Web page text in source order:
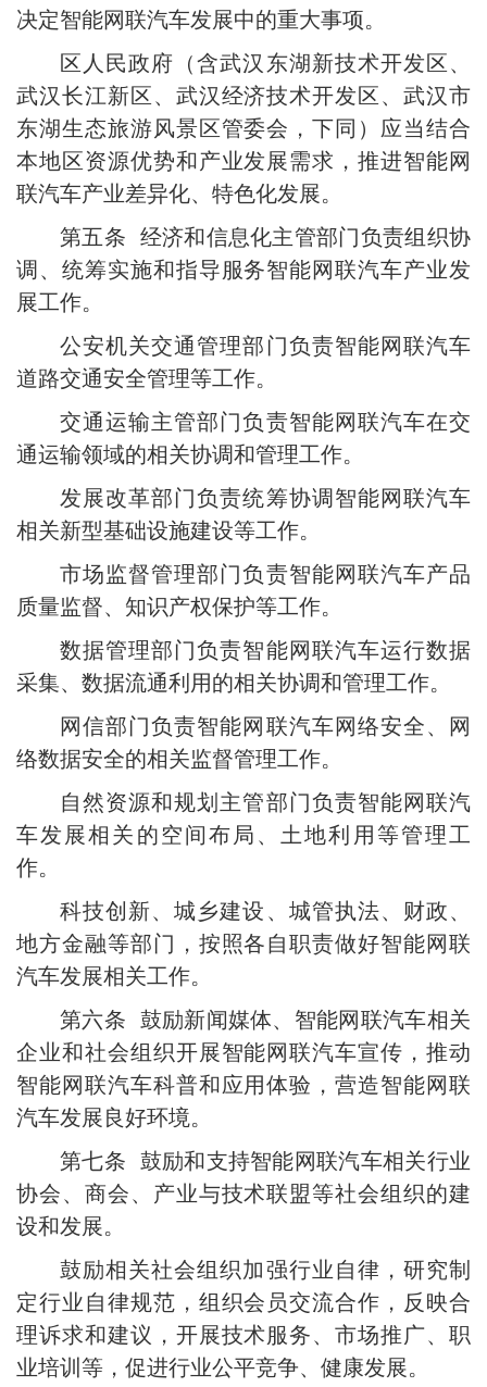
决定智能网联汽车发展中的重大事项。
区人民政府（含武汉东湖新技术开发区、
武汉长江新区、武汉经济技术开发区、武汉市
东湖生态旅游风景区管委会，下同）应当结合
本地区资源优势和产业发展需求，推进智能网
联汽车产业差异化、特色化发展。
第五条 经济和信息化主管部门负责组织协
调、统筹实施和指导服务智能网联汽车产业发
展工作。
公安机关交通管理部门负责智能网联汽车
道路交通安全管理等工作。
交通运输主管部门负责智能网联汽车在交
通运输领域的相关协调和管理工作。
发展改革部门负责统筹协调智能网联汽车
相关新型基础设施建设等工作。
市场监督管理部门负责智能网联汽车产品
质量监督、知识产权保护等工作。
数据管理部门负责智能网联汽车运行数据
采集、数据流通利用的相关协调和管理工作。
网信部门负责智能网联汽车网络安全、网
络数据安全的相关监督管理工作。
自然资源和规划主管部门负责智能网联汽
车发展相关的空间布局、土地利用等管理工
作。
科技创新、城乡建设、城管执法、财政、
地方金融等部门，按照各自职责做好智能网联
汽车发展相关工作。
第六条 鼓励新闻媒体、智能网联汽车相关
企业和社会组织开展智能网联汽车宣传，推动
智能网联汽车科普和应用体验，营造智能网联
汽车发展良好环境。
第七条 鼓励和支持智能网联汽车相关行业
协会、商会、产业与技术联盟等社会组织的建
设和发展。
鼓励相关社会组织加强行业自律，研究制
定行业自律规范，组织会员交流合作，反映合
理诉求和建议，开展技术服务、市场推广、职
业培训等，促进行业公平竞争、健康发展。